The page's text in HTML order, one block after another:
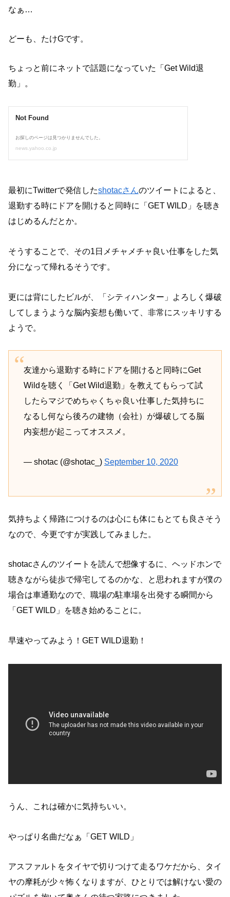
なぁ…
どーも、たけGです。
ちょっと前にネットで話題になっていた「Get Wild退
勤」。
最初にTwitterで発信したshotacさんのツイートによると、
退勤する時にドアを開けると同時に「GET WILD」を聴き
はじめるんだとか。
そうすることで、その1日メチャメチャ良い仕事をした気
分になって帰れるそうです。
更には背にしたビルが、「シティハンター」よろしく爆破
してしまうような脳内妄想も働いて、非常にスッキリする
ようで。
友達から退勤する時にドアを開けると同時にGet
Wildを聴く「Get Wild退勤」を教えてもらって試
したらマジでめちゃくちゃ良い仕事した気持ちに
なるし何なら後ろの建物（会社）が爆破してる脳
内妄想が起こってオススメ。
— shotac (@shotac_) September 10, 2020
気持ちよく帰路につけるのは心にも体にもとても良さそう
なので、今更ですが実践してみました。
shotacさんのツイートを読んで想像するに、ヘッドホンで
聴きながら徒歩で帰宅してるのかな、と思われますが僕の
場合は車通勤なので、職場の駐車場を出発する瞬間から
「GET WILD」を聴き始めることに。
早速やってみよう！GET WILD退勤！
うん、これは確かに気持ちいい。
やっぱり名曲だなぁ「GET WILD」
アスファルトをタイヤで切りつけて走るワケだから、タイ
ヤの摩耗が少々怖くなりますが、ひとりでは解けない愛の